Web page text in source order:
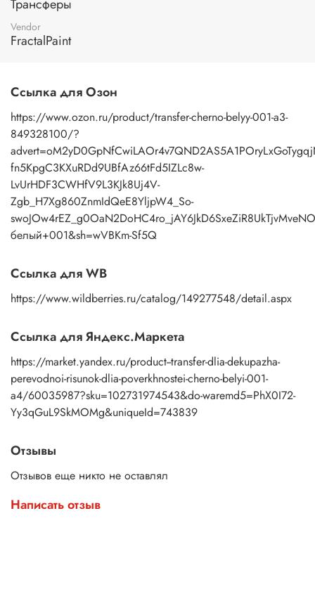
изображение к поверхности и, плотно прижимая
пальцами бумажную основу, сдвигаете ее на себя.
Рисунок остается на изделии. Сразу после нанесения
подойдет акриловый лак на водной основе, матовый,
глянцевый, полуглянцевый.
Трансферы
Vendor
FractalPaint
Ссылка для Озон
https://www.ozon.ru/product/transfer-cherno-belyy-001-a3-
849328100/?
fn5KpgC3KXuRDd9UBfAz66tFd5IZLc8w-
LvUrHDF3CWHfV9L3KJk8Uj4V-
Zgb_H7Xg860ZnmIdQeE8YljpW4_So-
белый+001&sh=wVBKm-Sf5Q
Ссылка для WB
https://www.wildberries.ru/catalog/149277548/detail.aspx
Ссылка для Яндекс.Маркета
https://market.yandex.ru/product--transfer-dlia-dekupazha-
perevodnoi-risunok-dlia-poverkhnostei-cherno-belyi-001-
a4/60035987?sku=102731974543&do-waremd5=PhX0I72-
Yy3qGuL9SkMOMg&uniqueId=743839
Отзывы
Отзывов еще никто не оставлял
Написать отзыв